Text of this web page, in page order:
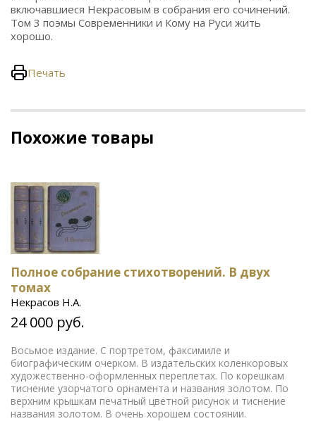
включавшиеся Некрасовым в собрания его сочинений.
Том 3 поэмы Современники и Кому на Руси жить
хорошо.
Печать
Похожие товары
Полное собрание стихотворений. В двух
томах
Некрасов Н.А.
24 000 руб.
Восьмое издание. С портретом, факсимиле и
биографическим очерком. В издательских коленкоровых
художественно-оформленных переплетах. По корешкам
тиснение узорчатого орнамента и названия золотом. По
верхним крышкам печатный цветной рисунок и тиснение
названия золотом. В очень хорошем состоянии.